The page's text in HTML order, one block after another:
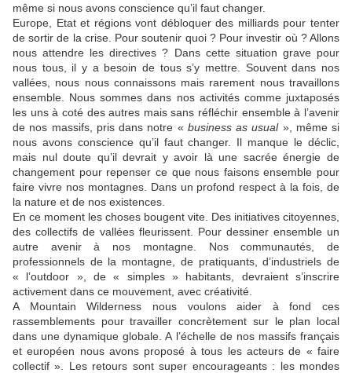
même si nous avons conscience qu’il faut changer.
Europe, Etat et régions vont débloquer des milliards pour tenter
de sortir de la crise. Pour soutenir quoi ? Pour investir où ? Allons
nous attendre les directives ? Dans cette situation grave pour
nous tous, il y a besoin de tous s’y mettre. Souvent dans nos
vallées, nous nous connaissons mais rarement nous travaillons
ensemble. Nous sommes dans nos activités comme juxtaposés
les uns à coté des autres mais sans réfléchir ensemble à l’avenir
de nos massifs, pris dans notre « business as usual», même si
nous avons conscience qu’il faut changer. Il manque le déclic,
mais nul doute qu’il devrait y avoir là une sacrée énergie de
changement pour repenser ce que nous faisons ensemble pour
faire vivre nos montagnes. Dans un profond respect à la fois, de
la nature et de nos existences.
En ce moment les choses bougent vite. Des initiatives citoyennes,
des collectifs de vallées fleurissent. Pour dessiner ensemble un
autre avenir à nos montagne. Nos communautés, de
professionnels de la montagne, de pratiquants, d’industriels de
« l’outdoor », de « simples » habitants, devraient s’inscrire
activement dans ce mouvement, avec créativité.
A Mountain Wilderness nous voulons aider à fond ces
rassemblements pour travailler concrètement sur le plan local
dans une dynamique globale. A l’échelle de nos massifs français
et européen nous avons proposé à tous les acteurs de « faire
collectif ». Les retours sont super encourageants : les mondes